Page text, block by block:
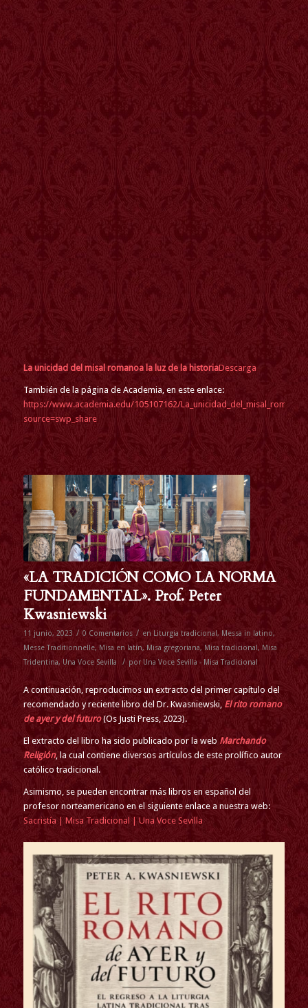
La unicidad del misal romanoa la luz de la historiaDescarga
También de la página de Academia, en este enlace:
https://www.academia.edu/105107162/
source=swp_share
«LA TRADICIÓN COMO LA NORMA
FUNDAMENTAL». Prof. Peter
Kwasniewski
11 junio, 2023 / 0 Comentarios / en Liturgia tradicional, Messa in latino,
Messe Traditionnelle, Misa en latín, Misa gregoriana, Misa tradicional, Misa
Tridentina, Una Voce Sevilla / por Una Voce Sevilla - Misa Tradicional
A continuación, reproducimos un extracto del primer capítulo del
recomendado y reciente libro del Dr. Kwasniewski, El rito romano
de ayer y del futuro (Os Justi Press, 2023).
El extracto del libro ha sido publicado por la web Marchando
Religión, la cual contiene diversos artículos de este prolífico autor
católico tradicional.
Asimismo, se pueden encontrar más libros en español del
profesor norteamericano en el siguiente enlace a nuestra web:
Sacristía | Misa Tradicional | Una Voce Sevilla